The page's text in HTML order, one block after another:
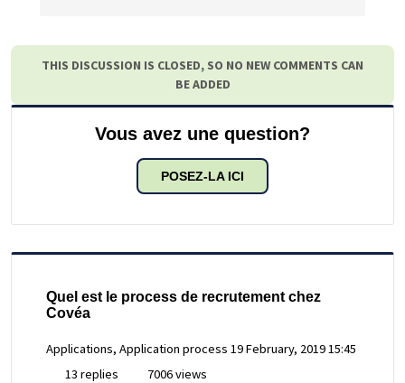
THIS DISCUSSION IS CLOSED, SO NO NEW COMMENTS CAN
BE ADDED
Vous avez une question?
POSEZ-LA ICI
Quel est le process de recrutement chez
Covéa
Applications, Application process 19 February, 2019 15:45
13 replies
7006 views